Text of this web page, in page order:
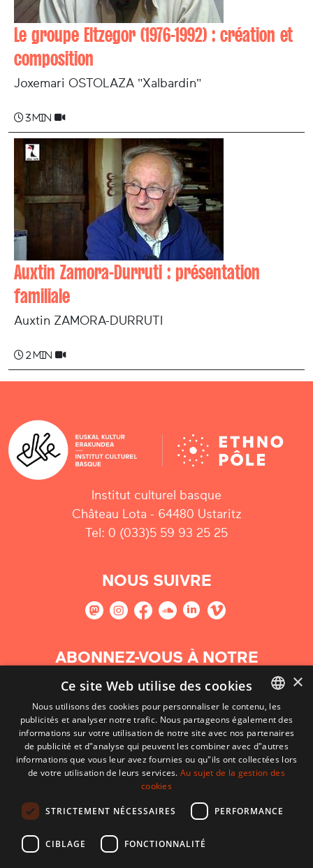
Le groupe Eltzegor (1976-1992) : création et
composition
Joxemari OSTOLAZA "Xalbardin"
3 min
Auxtin Zamora-Durruti : présentation
familiale
Auxtin ZAMORA-DURRUTI
2 min
Institut culturel basque
Château Lota - 64480 Ustaritz
Tel: 0 (033)5 59 93 25 25
NOUS SUIVRE
ABONNEZ-VOUS À NOTRE
NEWSLETTER
S'abonner
BASQUE
FRENCH
×
Ce site Web utilise des cookies
Nous utilisons des cookies pour personnaliser le contenu, les
publicités et analyser notre trafic. Nous partageons également des
informations sur votre utilisation de notre site avec nos partenaires
de publicité et d"analyse qui peuvent les combiner avec d"autres
informations que vous leur avez fournies ou qu"ils ont collectées lors
de votre utilisation de leurs services.Au sujet de la gestion des
cookies
STRICTEMENT NÉCESSAIRES PERFORMANCE
CIBLAGE FONCTIONNALITÉ